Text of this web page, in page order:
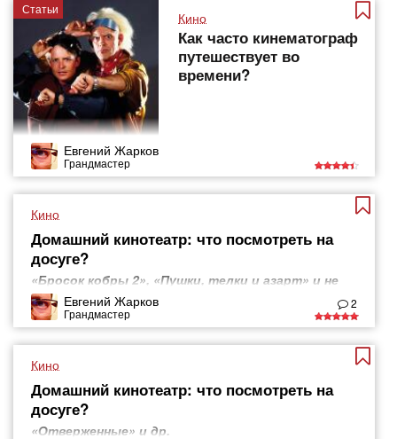
Статьи
Кино
Как часто кинематограф
путешествует во
времени?
Евгений Жарков
Грандмастер
Кино
Домашний кинотеатр: что посмотреть на
досуге?
«Бросок кобры 2», «Пушки, телки и азарт» и не
толькоЕвгений Жарков
Грандмастер
2
Кино
Домашний кинотеатр: что посмотреть на
досуге?
«Отверженные» и др.